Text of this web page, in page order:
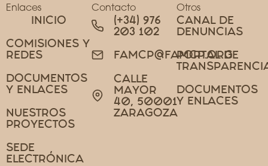
Enlaces
INICIO
COMISIONES Y
REDES
DOCUMENTOS
Y ENLACES
NUESTROS
PROYECTOS
SEDE
ELECTRÓNICA
Contacto
(+34) 976
203 102
FAMCP@FAMCP.ORG
CALLE
MAYOR
40, 50001
ZARAGOZA
Otros
CANAL DE
DENUNCIAS
PORTAL DE
DOCUMENTOS
Y ENLACES